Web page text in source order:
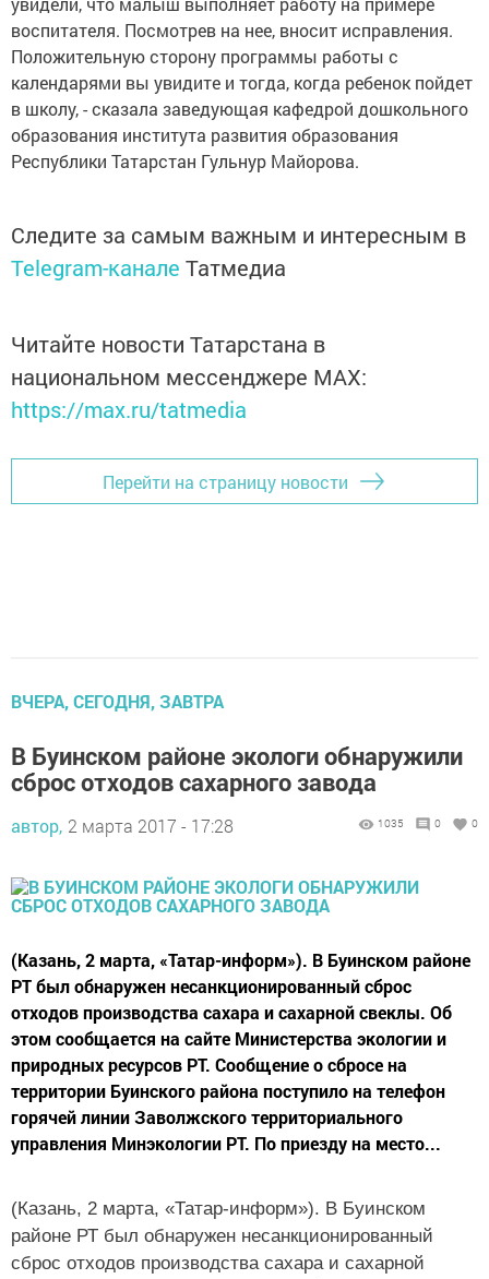
воспитателя. Посмотрев на нее, вносит исправления.
Положительную сторону программы работы с
календарями вы увидите и тогда, когда ребенок пойдет
в школу, - сказала заведующая кафедрой дошкольного
образования института развития образования
Республики Татарстан Гульнур Майорова.
Следите за самым важным и интересным в
Telegram-канале Татмедиа
Читайте новости Татарстана в
национальном мессенджере MАХ:
https://max.ru/tatmedia
Перейти на страницу новости
ВЧЕРА, СЕГОДНЯ, ЗАВТРА
В Буинском районе экологи обнаружили
сброс отходов сахарного завода
автор, 2 марта 2017 - 17:28 1035 0 0
(Казань, 2 марта, «Татар-информ»). В Буинском районе
РТ был обнаружен несанкционированный сброс
отходов производства сахара и сахарной свеклы. Об
этом сообщается на сайте Министерства экологии и
природных ресурсов РТ. Сообщение о сбросе на
территории Буинского района поступило на телефон
горячей линии Заволжского территориального
управления Минэкологии РТ. По приезду на место...
(Казань, 2 марта, «Татар-информ»). В Буинском
районе РТ был обнаружен несанкционированный
сброс отходов производства сахара и сахарной